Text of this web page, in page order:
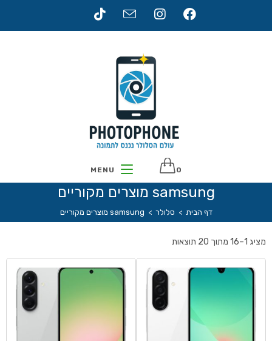
0
MENU
samsung מוצרים מקוריים
דף הבית > סלולר > samsung מוצרים מקוריים
מציג 1–16 מתוך 20 תוצאות